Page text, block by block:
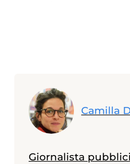
Camilla
Giornalista